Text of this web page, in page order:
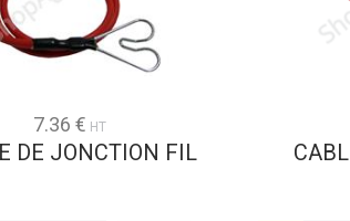
7.36 € HT
DE JONCTION FIL